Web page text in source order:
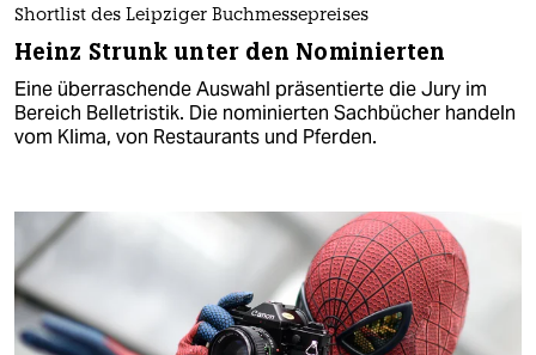
Shortlist des Leipziger Buchmessepreises
Heinz Strunk unter den Nominierten
Eine überraschende Auswahl präsentierte die Jury im
Bereich Belletristik. Die nominierten Sachbücher handeln
vom Klima, von Restaurants und Pferden.